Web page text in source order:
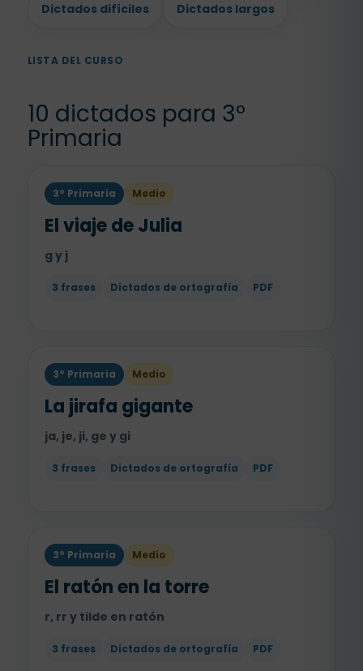
Dictados difíciles Dictados largos
LISTA DEL CURSO
10 dictados para 3º
Primaria
3º Primaria Medio
El viaje de Julia
g y j
3 frases Dictados de ortografía PDF
3º Primaria Medio
La jirafa gigante
ja, je, ji, ge y gi
3 frases Dictados de ortografía PDF
3º Primaria Medio
El ratón en la torre
r, rr y tilde en ratón
3 frases Dictados de ortografía PDF